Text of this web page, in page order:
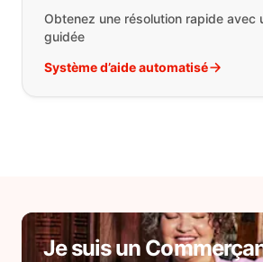
Obtenez une résolution rapide avec
guidée
Système d’aide automatisé
Je suis un